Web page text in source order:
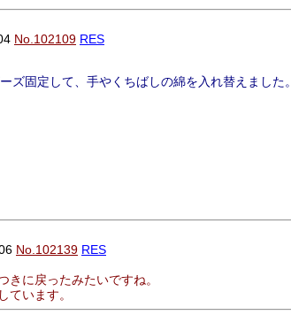
No.102109 RES
固定して、手やくちばしの綿を入れ替えました。
No.102139 RES
に戻ったみたいですね。
ています。